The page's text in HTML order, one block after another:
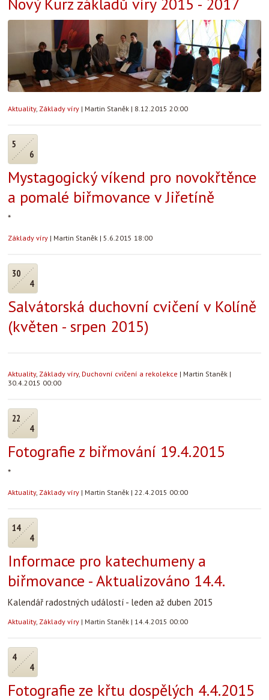
Aktuality, Základy víry | Martin Staněk | 8.12.2015 20:00
5
6
Mystagogický víkend pro novokřtěnce
a pomalé biřmovance v Jiřetíně
*
Základy víry | Martin Staněk | 5.6.2015 18:00
30
4
Salvátorská duchovní cvičení v Kolíně
(květen - srpen 2015)
Aktuality, Základy víry, Duchovní cvičení a rekolekce | Martin Staněk |
30.4.2015 00:00
22
4
Fotografie z biřmování 19.4.2015
*
Aktuality, Základy víry | Martin Staněk | 22.4.2015 00:00
14
4
Informace pro katechumeny a
biřmovance - Aktualizováno 14.4.
Kalendář radostných událostí - leden až duben 2015
Aktuality, Základy víry | Martin Staněk | 14.4.2015 00:00
4
4
Fotografie ze křtu dospělých 4.4.2015